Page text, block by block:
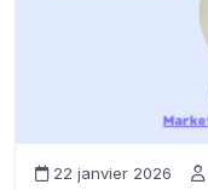
22 janvier 2026